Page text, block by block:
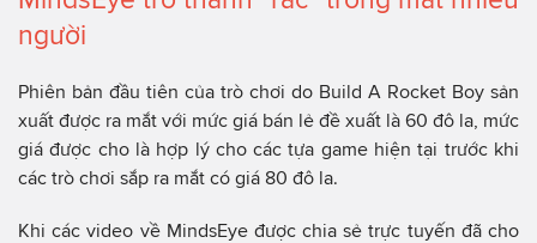
người
Phiên bản đầu tiên của trò chơi do Build A Rocket Boy sản
xuất được ra mắt với mức giá bán lẻ đề xuất là 60 đô la, mức
giá được cho là hợp lý cho các tựa game hiện tại trước khi
các trò chơi sắp ra mắt có giá 80 đô la.
Khi các video về MindsEye được chia sẻ trực tuyến đã cho